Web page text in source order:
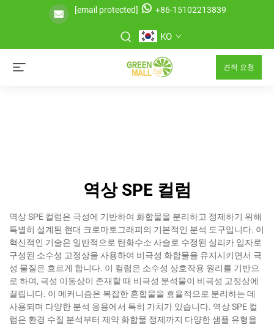
[email protected] +86-15102213839
KO
견적 요청
역상 SPE 컬럼
역상 SPE 컬럼은 극성에 기반하여 화합물을 분리하고 정제하기 위해
특별히 설계된 현대 크로마토그래피의 기본적인 분석 도구입니다. 이
혁신적인 기술은 일반적으로 탄화수소 사슬로 수정된 실리카 입자로
구성된 소수성 고정상을 사용하여 비극성 화합물을 유지시키면서 극
성 물질은 흐르게 합니다. 이 컬럼은 소수성 상호작용 원리를 기반으
로 하며, 극성 이동상이 존재할 때 비극성 분석물이 비극성 고정상에
끌립니다. 이 메커니즘은 복잡한 혼합물을 효율적으로 분리하는 데
사용되며 다양한 분석 응용에서 특히 가치가 있습니다. 역상 SPE 컬
럼은 환경 수질 분석부터 제약 화합물 정제까지 다양한 샘플 유형을